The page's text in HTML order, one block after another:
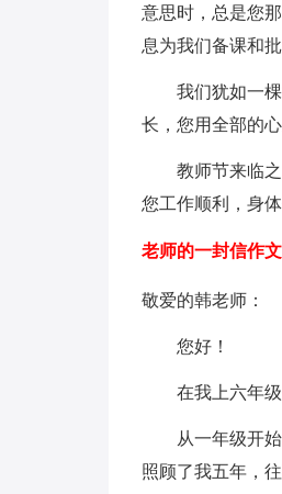
意思时，总是您
息为我们备课和
我们犹如一棵
长，您用全部的
教师节来临之
您工作顺利，身
老师的一封信作
敬爱的韩老师：
您好！
在我上六年级时
从一年级开始
照顾了我五年，